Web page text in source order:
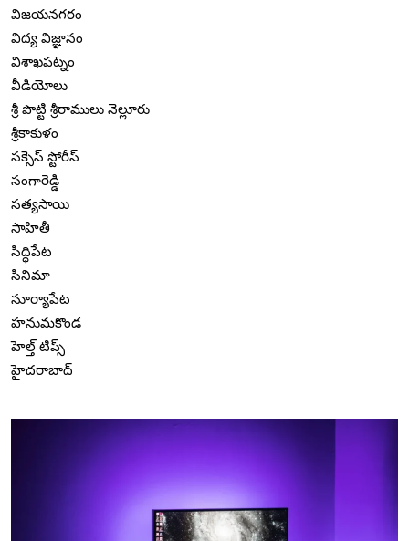
విజయనగరం
విద్య విజ్ఞానం
విశాఖపట్నం
వీడియోలు
శ్రీ పొట్టి శ్రీరాములు నెల్లూరు
శ్రీకాకుళం
సక్సెస్ స్టోరీస్
సంగారెడ్డి
సత్యసాయి
సాహితీ
సిద్ధిపేట
సినిమా
సూర్యాపేట
హనుమకొండ
హెల్త్ టిప్స్
హైదరాబాద్